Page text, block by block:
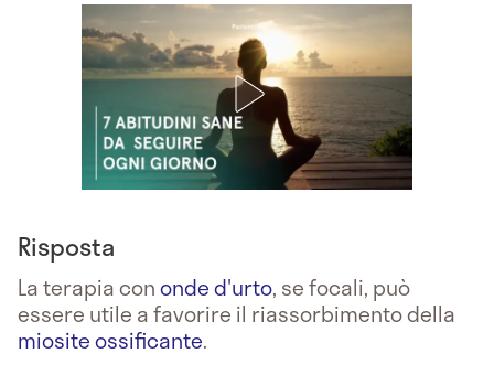
Risposta
La terapia cononde d'urto, se focali, può
essere utile a favorire il riassorbimento della
miosite ossificante.